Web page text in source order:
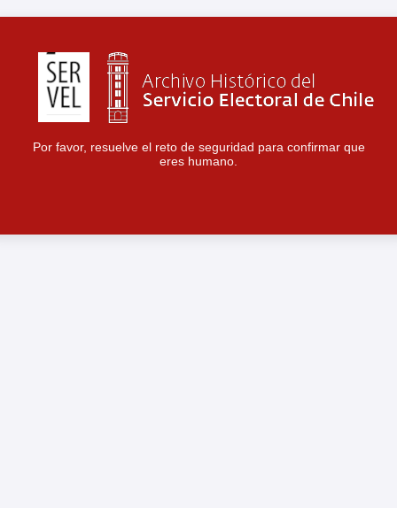
Por favor, resuelve el reto de seguridad para confirmar que
eres humano.